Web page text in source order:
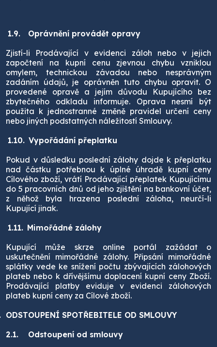
1.9.
Oprávnění provádět opravy
Zjistí-li Prodávající v evidenci záloh nebo v jejich
započtení na kupní cenu zjevnou chybu vzniklou
omylem, technickou závadou nebo nesprávným
zadáním údajů, je oprávněn tuto chybu opravit. O
provedené opravě a jejím důvodu Kupujícího bez
zbytečného odkladu informuje. Oprava nesmí být
použita k jednostranné změně pravidel určení ceny
nebo jiných podstatných náležitostí Smlouvy.
1.10. Vypořádání přeplatku
Pokud v důsledku poslední zálohy dojde k přeplatku
nad částku potřebnou k úplné úhradě kupní ceny
Cílového zboží, vrátí Prodávající přeplatek Kupujícímu
do 5 pracovních dnů od jeho zjištění na bankovní účet,
z něhož byla hrazena poslední záloha, neurčí-li
Kupující jinak.
1.11. Mimořádné zálohy
Kupující může skrze online portál zažádat o
uskutečnění mimořádné zálohy. Připsání mimořádné
splátky vede ke snížení počtu zbývajících zálohových
plateb nebo k dřívějšímu doplacení kupní ceny Zboží.
Prodávající platby eviduje v evidenci zálohových
plateb kupní ceny za Cílové zboží.
ODSTOUPENÍ SPOTŘEBITELE OD SMLOUVY
2.1.
Odstoupení od smlouvy